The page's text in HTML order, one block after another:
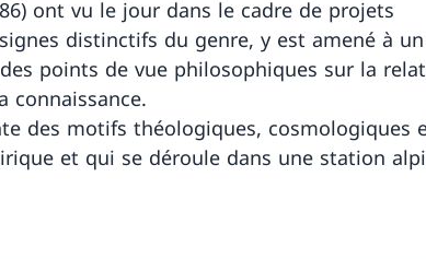
ont vu le jour dans le cadre de projets
distinctifs du genre, y est amené à un
points de vue philosophiques sur la
connaissance.
des motifs théologiques, cosmologiques
et qui se déroule dans une station